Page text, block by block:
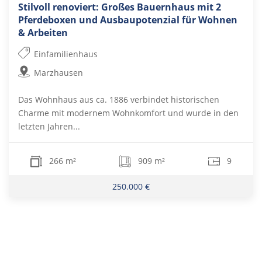
Stilvoll renoviert: Großes Bauernhaus mit 2
Pferdeboxen und Ausbaupotenzial für Wohnen
& Arbeiten
Einfamilienhaus
Marzhausen
Das Wohnhaus aus ca. 1886 verbindet historischen
Charme mit modernem Wohnkomfort und wurde in den
letzten Jahren...
266 m² 909 m² 9
250.000 €